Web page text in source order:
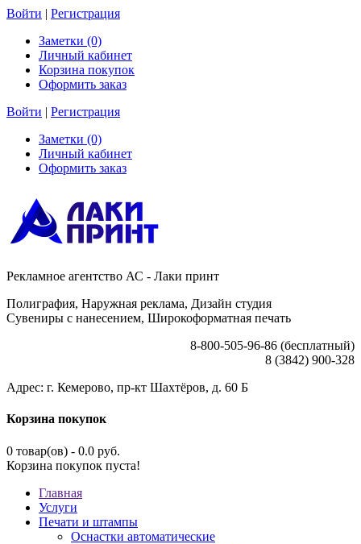
Войти | Регистрация
Заметки (0)
Личный кабинет
Корзина покупок
Оформить заказ
Войти | Регистрация
Заметки (0)
Личный кабинет
Оформить заказ
Рекламное агентство АС - Лаки принт
Полиграфия, Наружная реклама, Дизайн студия
Сувениры с нанесением, Широкоформатная печать
8-800-505-96-86 (бесплатный)
8 (3842) 900-328
Адрес: г. Кемерово, пр-кт Шахтёров, д. 60 Б
Корзина покупок
0 товар(ов) - 0.0 руб.
Корзина покупок пуста!
Главная
Услуги
Печати и штампы
Оснастки автоматические